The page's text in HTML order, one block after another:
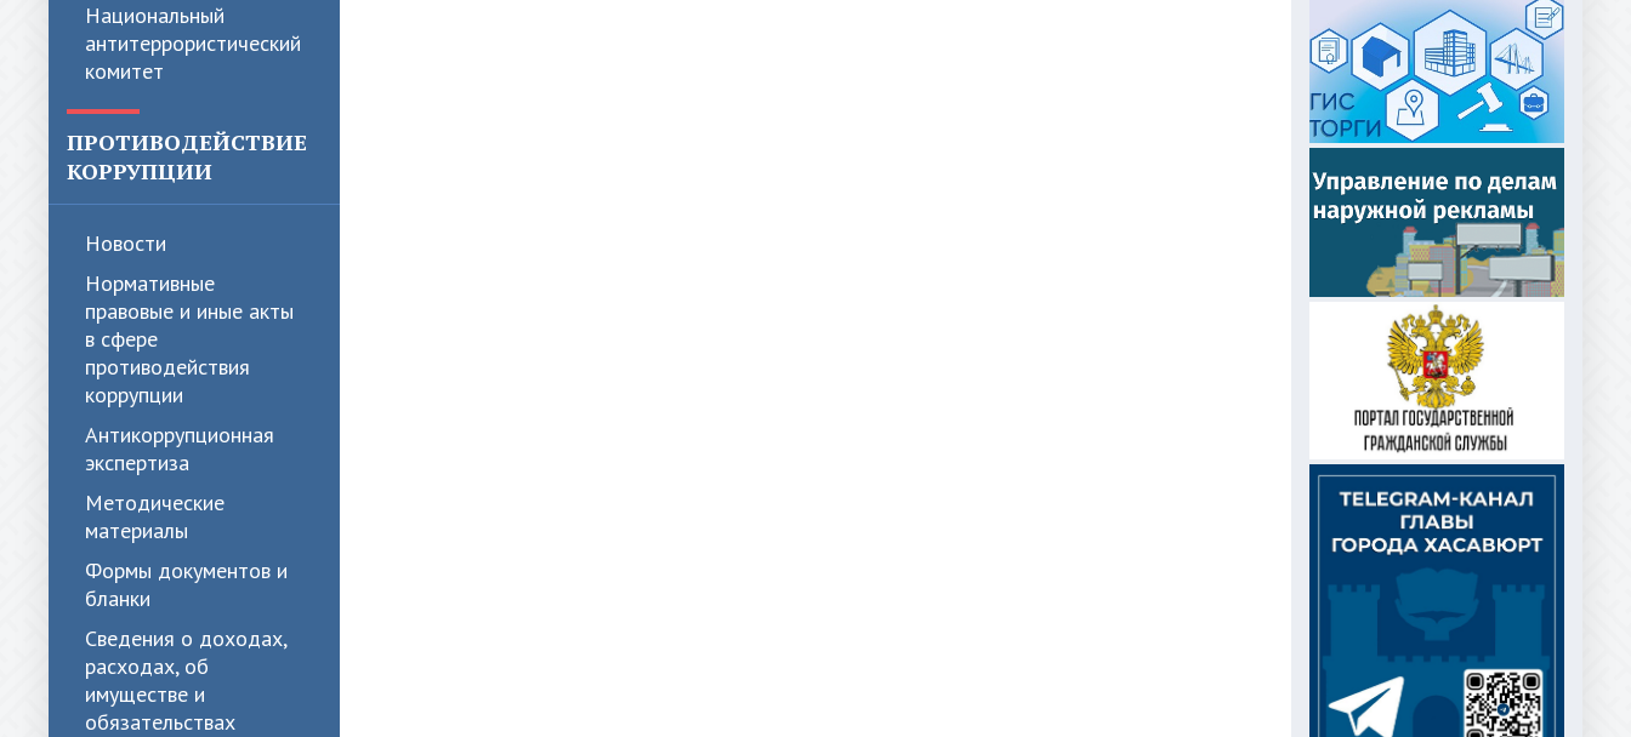
Национальный
антитеррористический
комитет
ПРОТИВОДЕЙСТВИЕ
КОРРУПЦИИ
Новости
Нормативные
правовые и иные акты
в сфере
противодействия
коррупции
Антикоррупционная
экспертиза
Методические
материалы
Формы документов и
бланки
Сведения о доходах,
расходах, об
имуществе и
обязательствах